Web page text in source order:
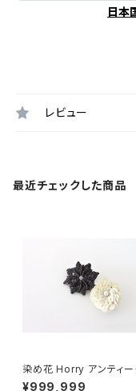
日本
レビュー
最近チェックした商品
染め花 Horry アンティー
ンコール＋アンティークパ
¥999,999